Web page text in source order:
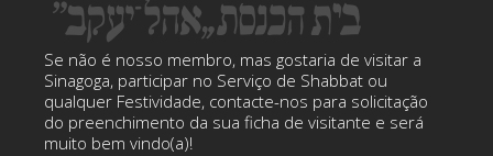
Se não é nosso membro, mas gostaria de visitar a
Sinagoga, participar no Serviço de Shabbat ou
qualquer Festividade, contacte-nos para solicitação
do preenchimento da sua ficha de visitante e será
muito bem vindo(a)!